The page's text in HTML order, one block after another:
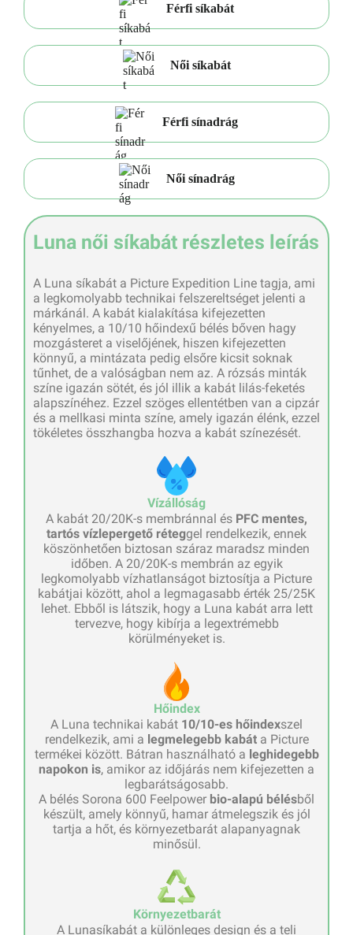
Férfi síkabát
Női síkabát
Férfi sínadrág
Női sínadrág
Luna női síkabát részletes leírás
A Luna síkabát a Picture Expedition Line tagja, ami
a legkomolyabb technikai felszereltséget jelenti a
márkánál. A kabát kialakítása kifejezetten
kényelmes, a 10/10 hőindexű bélés bőven hagy
mozgásteret a viselőjének, hiszen kifejezetten
könnyű, a mintázata pedig elsőre kicsit soknak
tűnhet, de a valóságban nem az. A rózsás minták
színe igazán sötét, és jól illik a kabát lilás-feketés
alapszínéhez. Ezzel szöges ellentétben van a cipzár
és a mellkasi minta színe, amely igazán élénk, ezzel
tökéletes összhangba hozva a kabát színezését.
Vízállóság
A kabát 20/20K-s membránnal és PFC mentes,
tartós vízlepergető réteggel rendelkezik, ennek
köszönhetően biztosan száraz maradsz minden
időben. A 20/20K-s membrán az egyik
legkomolyabb vízhatlanságot biztosítja a Picture
kabátjai között, ahol a legmagasabb érték 25/25K
lehet. Ebből is látszik, hogy a Luna kabát arra lett
tervezve, hogy kibírja a legextrémebb
körülményeket is.
Hőindex
A Luna technikai kabát 10/10-es hőindexszel
rendelkezik, ami a legmelegebb kabáta Picture
termékei között. Bátran használható a leghidegebb
napokon is, amikor az időjárás nem kifejezetten a
legbarátságosabb.
A bélés Sorona 600 Feelpower bio-alapú bélésből
készült, amely könnyű, hamar átmelegszik és jól
tartja a hőt, és környezetbarát alapanyagnak
minősül.
Környezetbarát
A Lunasíkabát a különleges design és a teli